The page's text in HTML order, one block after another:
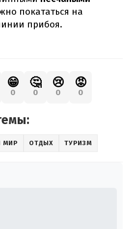
покататься на
прибоя.
😁
0
🤔
0
😢
0
😡
0
МИР ОТДЫХ ТУРИЗМ